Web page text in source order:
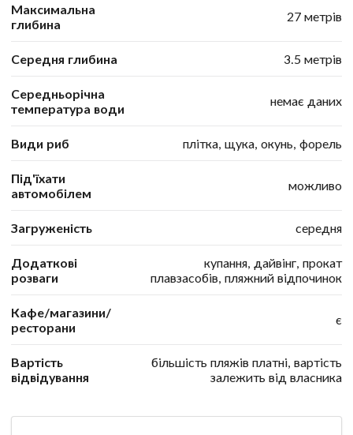
Максимальна
глибина
27 метрів
Середня глибина 3.5 метрів
Середньорічна
температура води
немає даних
Види риб плітка, щука, окунь, форель
Під'їхати
автомобілем
можливо
Загруженість середня
Додаткові
розваги
купання, дайвінг, прокат
плавзасобів, пляжний відпочинок
Кафе/магазини/
ресторани
є
Вартість
відвідування
більшість пляжів платні, вартість
залежить від власника